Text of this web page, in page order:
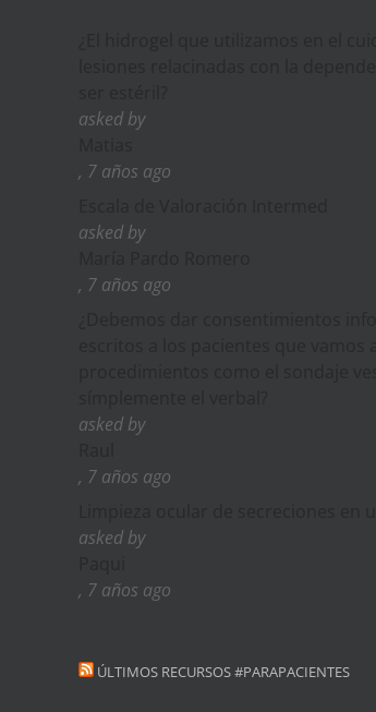
asked by
, 7 años ago
asked by
, 7 años ago
asked by
, 7 años ago
asked by
, 7 años ago
ÚLTIMOS RECURSOS #PARAPACIENTES